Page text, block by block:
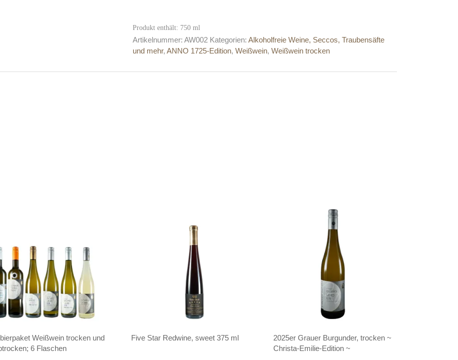
Produkt enthält: 750 ml
Artikelnummer: AW002 Kategorien: Alkoholfreie Weine, Seccos, Traubensäfte
und mehr, ANNO 1725-Edition, Weißwein, Weißwein trocken
Weißwein trocken und
6 Flaschen
Five Star Redwine, sweet 375 ml
2025er Grauer Burgunder, trocken ~
Christa-Emilie-Edition ~